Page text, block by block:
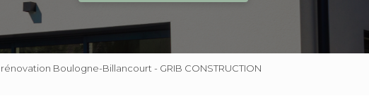
Boulogne-Billancourt - GRIB CONSTRUCTION